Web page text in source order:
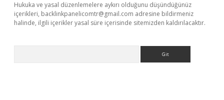
Hukuka ve yasal düzenlemelere aykırı olduğunu düşündüğünüz
içerikleri, backlinkpanelicomtr@gmail.com adresine bildirmeniz
halinde, ilgili içerikler yasal süre içerisinde sitemizden kaldırılacaktır.